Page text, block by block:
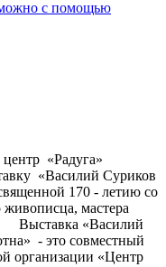
«Радуга»
«Василий Суриков
170 - летию со
мастера
Выставка «Василий
- это совместный
организации «Центр